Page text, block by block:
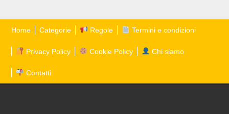
Home Categorie Regole Termini e condizioni
Privacy Policy Cookie Policy Chi siamo
Contatti